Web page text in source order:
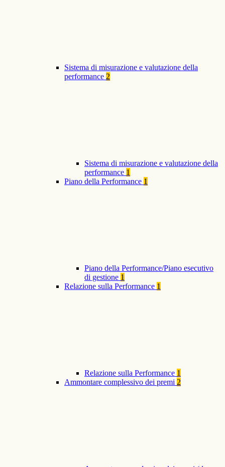
Sistema di misurazione e valutazione della
performance 2
Sistema di misurazione e valutazione della
performance 1
Piano della Performance 1
Piano della Performance/Piano esecutivo
di gestione 1
Relazione sulla Performance 1
Relazione sulla Performance 1
Ammontare complessivo dei premi 2